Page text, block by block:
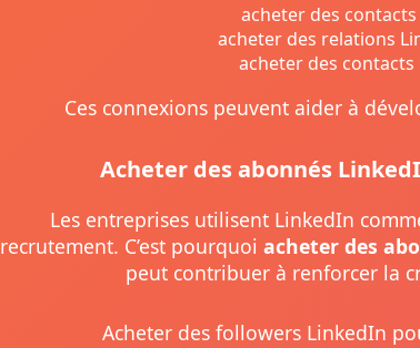
acheter des
acheter des relations
acheter des
Ces connexions peuvent aider à
Acheter des abonnés
Les entreprises utilisent LinkedIn
recrutement. C’est pourquoi acheter des
peut contribuer à renforcer la
Acheter des followers LinkedIn